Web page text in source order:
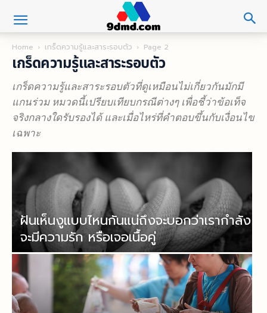
Home เกร็ดความรู้และสาระรอบตัว Page 2
เกร็ดความรู้และสาระรอบตัว
เกร็ดความรู้และสาระรอบตัวที่ดูเหมือนไม่เกี่ยวกันมักมี
แกนร่วม หมวดนี้เปรียบเทียบกรณีต่างๆ เพื่อชี้ว่าข้อเท็จ
จริงกลางใดรับรองได้ และเมื่อไหร่ที่คำตอบขึ้นกับเงื่อนไข
เฉพาะ
ฝันเห็นงูแบบไหนกันแน่ถึงจะบอกว่าเรากำลัง
จะมีความรัก หรือเจอเนื้อคู่